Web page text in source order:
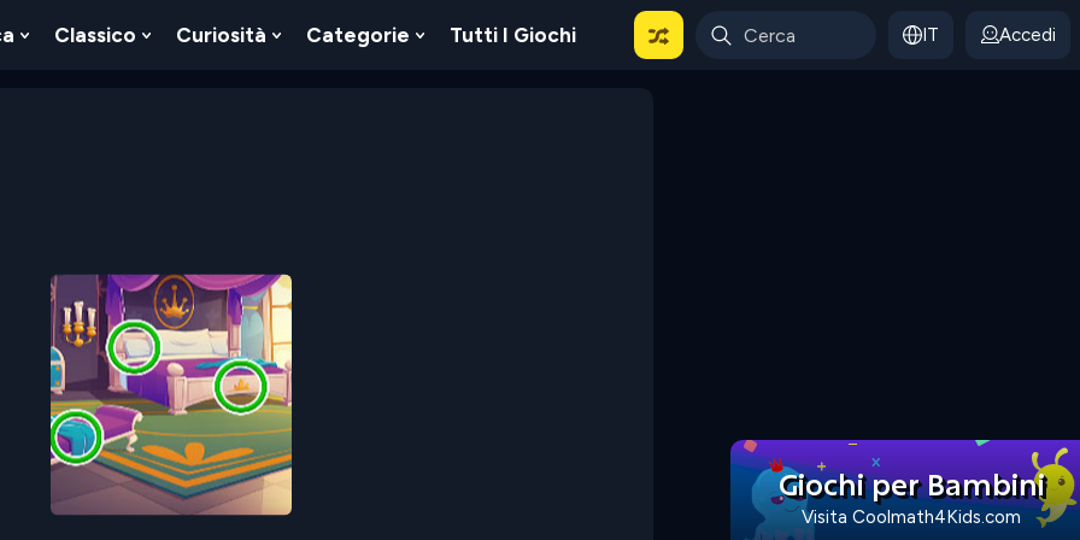
Show
Classico
Show
Curiosità
Show
Categorie
Show
Tutti I Giochi IT Accedi
Giochi per Bambini
Visita Coolmath4Kids.com